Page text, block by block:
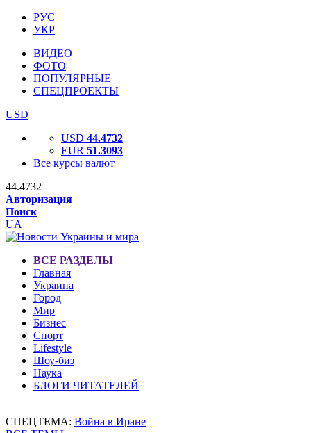
РУС
УКР
ВИДЕО
ФОТО
ПОПУЛЯРНЫЕ
СПЕЦПРОЕКТЫ
USD
USD 44.4732
EUR 51.3093
Все курсы валют
44.4732
Авторизация
Поиск
UA
ВСЕ РАЗДЕЛЫ
Главная
Украина
Город
Мир
Бизнес
Спорт
Lifestyle
Шоу-биз
Наука
БЛОГИ ЧИТАТЕЛЕЙ
СПЕЦТЕМА: Война в Иране